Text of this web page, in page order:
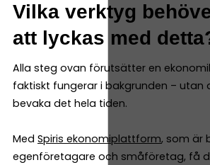
Vilka verktyg
att lyckas med
Alla steg ovan förutsätter en
faktiskt fungerar i bakgrunden – utan
bevaka det hela tiden.
Med Spiris ekonomiplattform, som är
egenföretagare och småföretag, få